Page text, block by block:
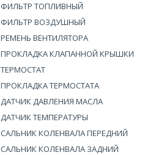
ФИЛЬТР ТОПЛИВНЫЙ
ФИЛЬТР ВОЗДУШНЫЙ
РЕМЕНЬ ВЕНТИЛЯТОРА
ПРОКЛАДКА КЛАПАННОЙ КРЫШКИ
ТЕРМОСТАТ
ПРОКЛАДКА ТЕРМОСТАТА
ДАТЧИК ДАВЛЕНИЯ МАСЛА
ДАТЧИК ТЕМПЕРАТУРЫ
САЛЬНИК КОЛЕНВАЛА ПЕРЕДНИЙ
САЛЬНИК КОЛЕНВАЛА ЗАДНИЙ